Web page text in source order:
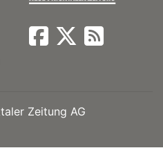
Zeitung AG